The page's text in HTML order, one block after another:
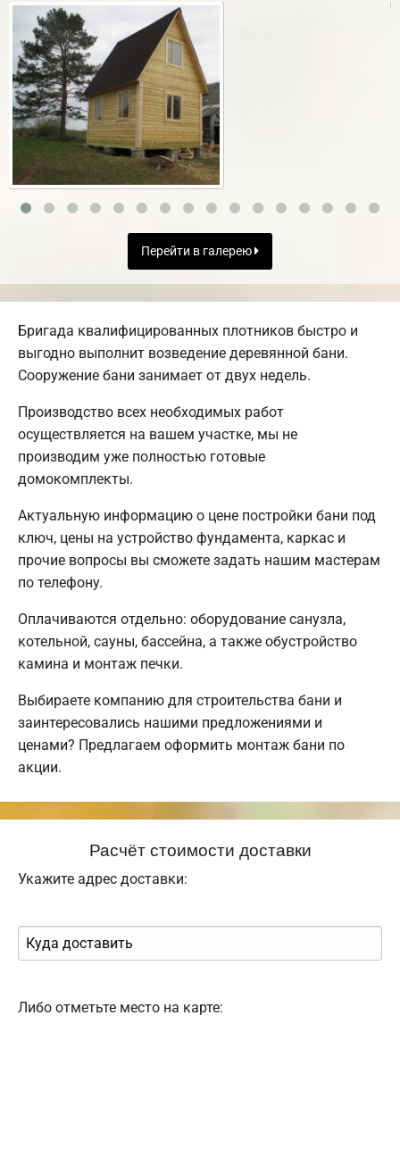
Перейти в галерею
Бригада квалифицированных плотников быстро и
выгодно выполнит возведение деревянной бани.
Сооружение бани занимает от двух недель.
Производство всех необходимых работ
осуществляется на вашем участке, мы не
производим уже полностью готовые
домокомплекты.
Актуальную информацию о цене постройки бани под
ключ, цены на устройство фундамента, каркас и
прочие вопросы вы сможете задать нашим мастерам
по телефону.
Оплачиваются отдельно: оборудование санузла,
котельной, сауны, бассейна, а также обустройство
камина и монтаж печки.
Выбираете компанию для строительства бани и
заинтересовались нашими предложениями и
ценами? Предлагаем оформить монтаж бани по
акции.
Расчёт стоимости доставки
Укажите адрес доставки:
Либо отметьте место на карте: